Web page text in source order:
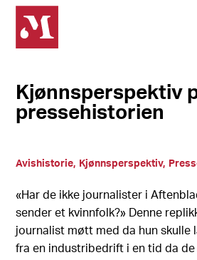
Kjønnsperspektiv
pressehistorien
Avishistorie Kjønnsperspektiv
«Har de ikke journalister i
sender et kvinnfolk?» Denne
journalist møtt med da hun skulle
fra en industribedrift i en tid da